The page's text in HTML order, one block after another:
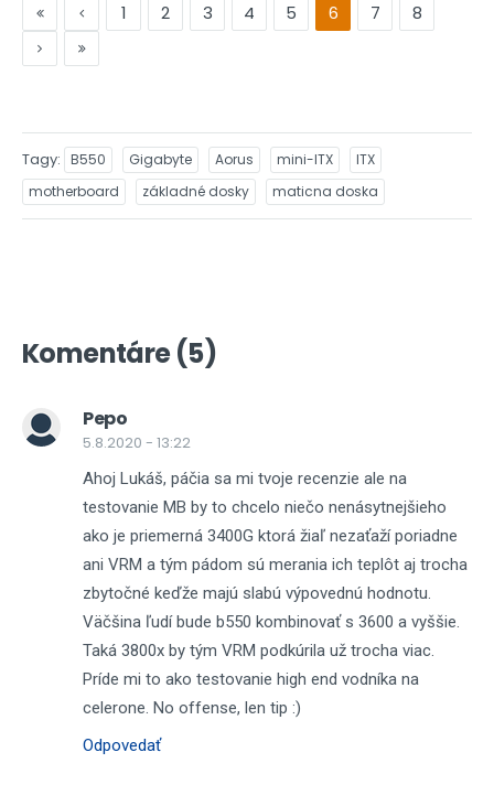
1 2 3 4 5 6 7 8
Tagy B550 Gigabyte Aorus mini-ITX
ITX
motherboard
základné dosky maticna doska
Komentáre (5)
Pepo
5.8.2020 - 13:22
Ahoj Lukáš, páčia sa mi tvoje recenzie ale na
testovanie MB by to chcelo niečo nenásytnejšieho
ako je priemerná 3400G ktorá žiaľ nezaťaží poriadne
ani VRM a tým pádom sú merania ich teplôt aj trocha
zbytočné keďže majú slabú výpovednú hodnotu.
Väčšina ľudí bude b550 kombinovať s 3600 a vyššie.
Taká 3800x by tým VRM podkúrila už trocha viac.
Príde mi to ako testovanie high end vodníka na
celerone. No offense, len tip :)
Odpovedať